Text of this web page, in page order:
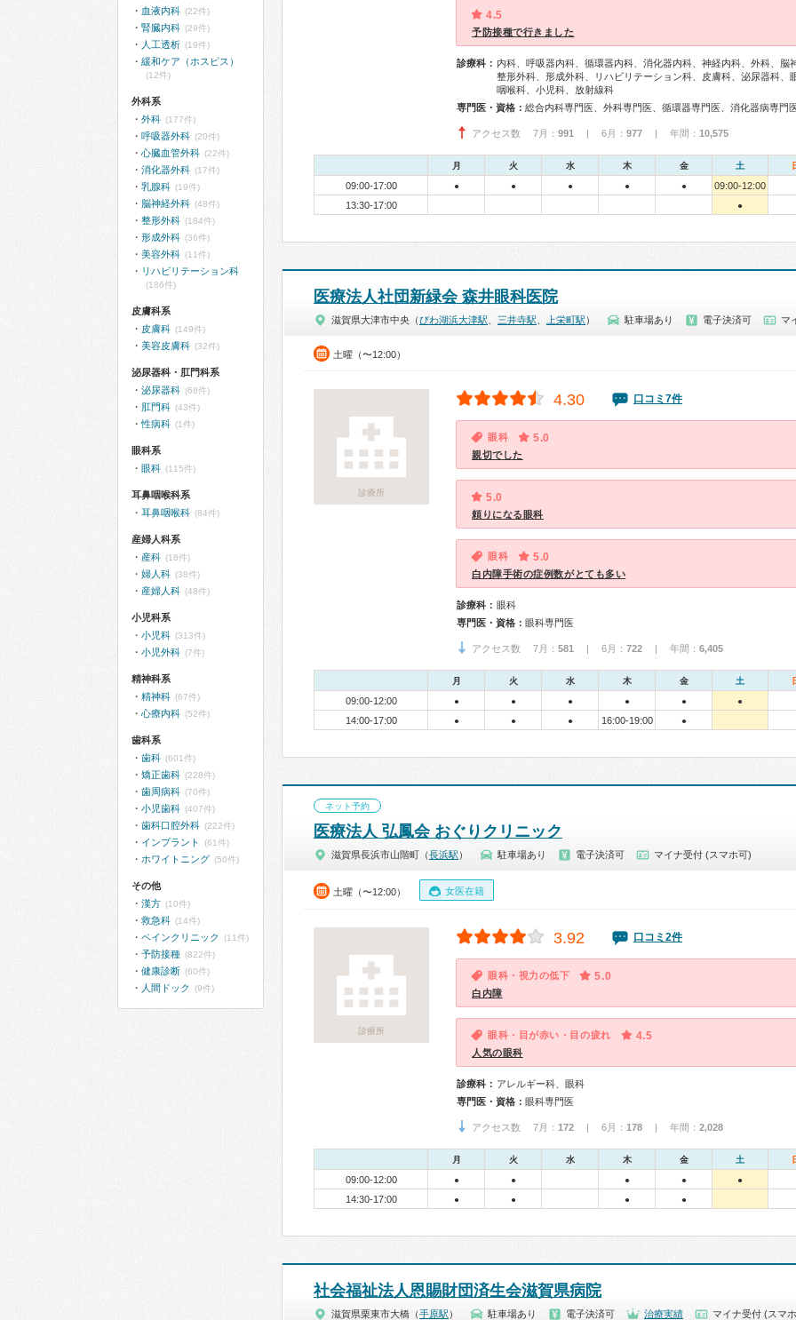
4.5
予防接種で行きました
診療科： 内科、呼吸器内科、循環器内科、消化器内科、神経内科、外科、脳
整形外科、形成外科、リハビリテーション科、皮膚科、泌尿器科、
咽喉科、小児科、放射線科
専門医・資格：
アクセス数 7月： 991 | 6月： 977 | 年間： 10,575
月 火 水 木 金 土
09:00-17:00 ● ● ● ● ●
09:00-12:00
13:30-17:00
●
医療法人社団新緑会 森井眼科医院
滋賀県大津市中央（びわ湖浜大津駅 三井寺駅 上栄町駅 ） 駐車場あり 電子決済可 マ
土曜（〜12:00）
診療所
4.30 口コミ7件
眼科 5.0
親切でした
5.0
頼りになる眼科
眼科 5.0
白内障手術の症例数がとても多い
診療科： 眼科
専門医・資格： 眼科専門医
アクセス数 7月： 581 | 6月： 722 | 年間： 6,405
月 火 水 木 金 土
09:00-12:00 ● ● ● ● ● ●
14:00-17:00 ● ● ● 16:00-19:00 ●
ネット予約
医療法人 弘鳳会 おぐりクリニック
滋賀県長浜市山階町（長浜駅 ） 駐車場あり 電子決済可 マイナ受付 (スマホ可)
土曜（〜12:00） 女医在籍
診療所
3.92 口コミ2件
眼科・視力の低下 5.0
白内障
眼科・目が赤い・目の疲れ 4.5
人気の眼科
診療科： アレルギー科、眼科
専門医・資格： 眼科専門医
アクセス数 7月： 172 | 6月： 178 | 年間： 2,028
月 火 水 木 金 土
09:00-12:00 ● ● ● ● ●
14:30-17:00 ● ● ● ●
社会福祉法人恩賜財団済生会滋賀県病院
滋賀県栗東市大橋（手原駅 ） 駐車場あり 電子決済可 治療実績 マイナ受付 (スマ
血液内科 (22件)
腎臓内科 (29件)
人工透析 (19件)
緩和ケア（ホスピス）
(12件)
外科系
外科 (177件)
呼吸器外科 (20件)
心臓血管外科 (22件)
消化器外科 (17件)
乳腺科 (19件)
脳神経外科 (48件)
整形外科 (184件)
形成外科 (36件)
美容外科 (11件)
リハビリテーション科
(186件)
皮膚科系
皮膚科 (149件)
美容皮膚科 (32件)
泌尿器科・肛門科系
泌尿器科 (68件)
肛門科 (43件)
性病科 (1件)
眼科系
眼科 (115件)
耳鼻咽喉科系
耳鼻咽喉科 (84件)
産婦人科系
産科 (18件)
婦人科 (38件)
産婦人科 (48件)
小児科系
小児科 (313件)
小児外科 (7件)
精神科系
精神科 (67件)
心療内科 (52件)
歯科系
歯科 (601件)
矯正歯科 (228件)
歯周病科 (70件)
小児歯科 (407件)
歯科口腔外科 (222件)
インプラント (61件)
ホワイトニング (50件)
その他
漢方 (10件)
救急科 (14件)
ペインクリニック (11件)
予防接種 (822件)
健康診断 (60件)
人間ドック (9件)